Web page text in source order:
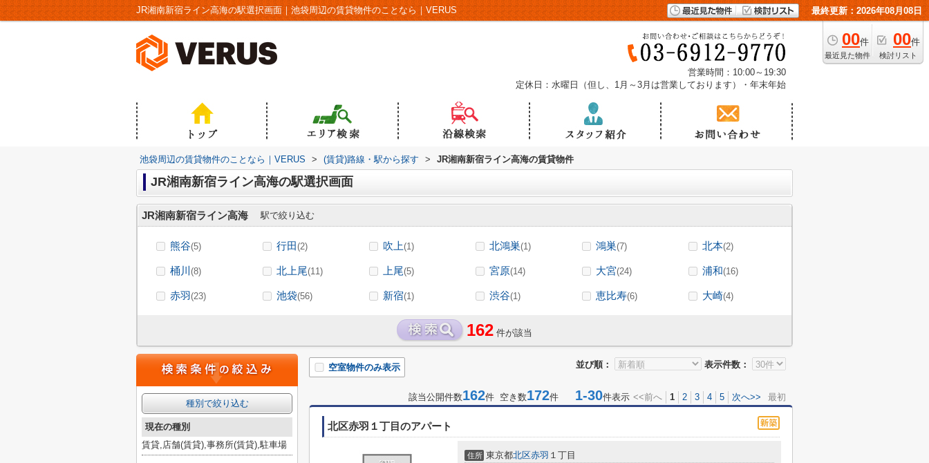
JR湘南新宿ライン高海の駅選択画面｜池袋周辺の賃貸物件のことなら｜VERUS 最終更新：2026年08月08日
00件
最近見た物件
00件
検討リスト
営業時間：10:00～19:30
定休日：水曜日（但し、1月～3月は営業しております）・年末年始
池袋周辺の賃貸物件のことなら｜VERUS > (賃貸)路線・駅から探す > JR湘南新宿ライン高海の賃貸物件
JR湘南新宿ライン高海の駅選択画面
JR湘南新宿ライン高海 駅で絞り込む
熊谷(5) 行田(2) 吹上(1) 北鴻巣(1) 鴻巣(7) 北本(2)
桶川 (8) 北上尾(11) 上尾(5) 宮原(14) 大宮(24) 浦和(16)
赤羽(23) 池袋(56) 新宿(1) 渋谷(1) 恵比寿(6) 大崎(4)
162 件が該当
並び順： 表示件数：
空室物件のみ表示
該当公開件数162件 空き数172件 1-30件表示 <<前へ 1 2 3 4 5 次へ>> 最初
北区赤羽１丁目のアパート
住所 東京都北区赤羽 １丁目
種別で絞り込む
現在の種別
賃貸,店舗(賃貸),事務所(賃貸),駐車場